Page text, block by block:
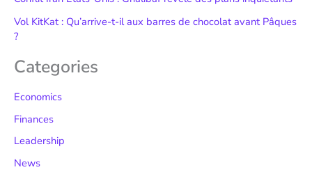
Vol KitKat : Qu’arrive-t-il aux barres de chocolat avant Pâques
?
Categories
Economics
Finances
Leadership
News